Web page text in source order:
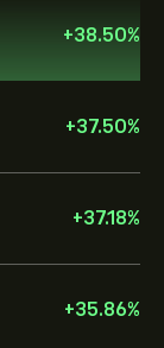
+38.50%
+37.50%
+37.18%
+35.86%